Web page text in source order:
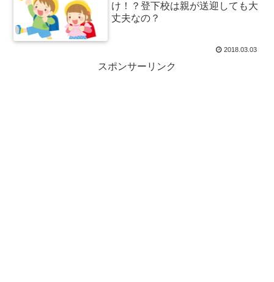
け！？登下校は親が送迎しても大
丈夫なの？
2018.03.03
スポンサーリンク